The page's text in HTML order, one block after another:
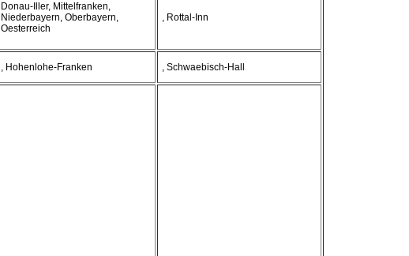
Donau-Iller, Mittelfranken,
Niederbayern, Oberbayern,
Oesterreich
, Rottal-Inn
, Hohenlohe-Franken , Schwaebisch-Hall